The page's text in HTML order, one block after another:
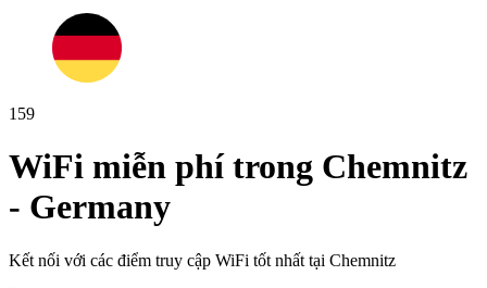
159
WiFi miễn phí trong Chemnitz
- Germany
Kết nối với các điểm truy cập WiFi tốt nhất tại Chemnitz